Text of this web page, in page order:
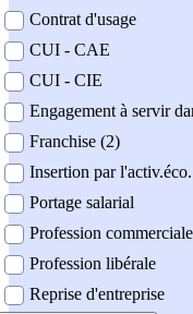
Contrat d'usage
CUI - CAE
CUI - CIE
Engagement à servir
Franchise (2)
Insertion par l'activ.éco.
Portage salarial
Profession commerciale
Profession libérale
Reprise d'entreprise